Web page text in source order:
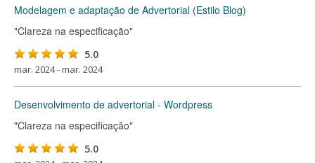
Modelagem e adaptação de Advertorial (Estilo Blog)
"Clareza na especificação"
5.0
mar. 2024 - mar. 2024
Desenvolvimento de advertorial - Wordpress
"Clareza na especificação"
5.0